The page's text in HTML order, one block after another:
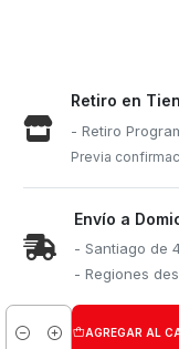
Retiro en
- Retiro
Previa
Envío a
- Santiago de
- Regiones
Cantidad
AGREGAR AL